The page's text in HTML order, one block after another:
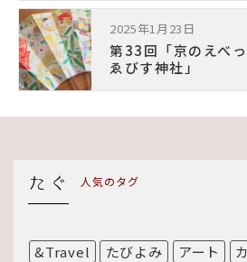
2025年1月23日
第33回「京のえべ
ゑびす神社」
人気のタグ
&Travel たびよみ アート